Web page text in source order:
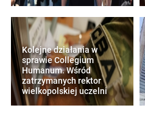
Kolejne działania w
sprawie Collegium
Humanum. Wśród
zatrzymanych rektor
wielkopolskiej uczelni